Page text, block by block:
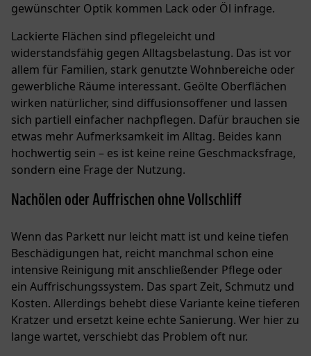
gewünschter Optik kommen Lack oder Öl infrage.
Lackierte Flächen sind pflegeleicht und
widerstandsfähig gegen Alltagsbelastung. Das ist vor
allem für Familien, stark genutzte Wohnbereiche oder
gewerbliche Räume interessant. Geölte Oberflächen
wirken natürlicher, sind diffusionsoffener und lassen
sich partiell einfacher nachpflegen. Dafür brauchen sie
etwas mehr Aufmerksamkeit im Alltag. Beides kann
hochwertig sein – es ist keine reine Geschmacksfrage,
sondern eine Frage der Nutzung.
Nachölen oder Auffrischen ohne Vollschliff
Wenn das Parkett nur leicht matt ist und keine tiefen
Beschädigungen hat, reicht manchmal schon eine
intensive Reinigung mit anschließender Pflege oder
ein Auffrischungssystem. Das spart Zeit, Schmutz und
Kosten. Allerdings behebt diese Variante keine tieferen
Kratzer und ersetzt keine echte Sanierung. Wer hier zu
lange wartet, verschiebt das Problem oft nur.